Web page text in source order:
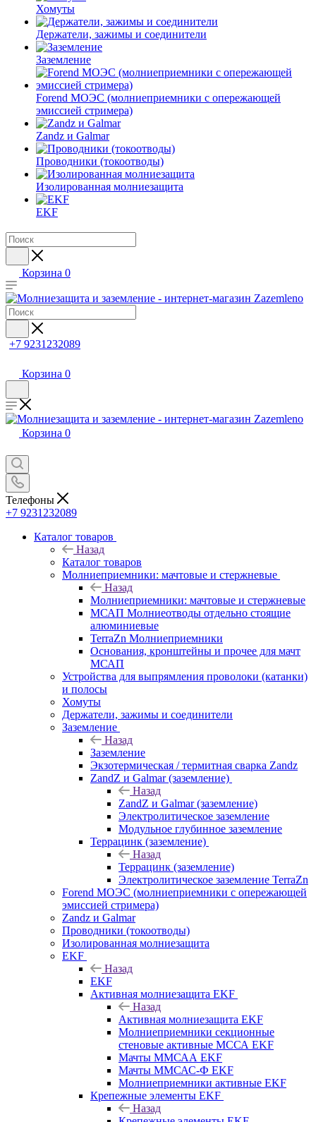
Хомуты
Держатели, зажимы и соединители
Заземление
Forend МОЭС (молниеприемники с опережающей
эмиссией стримера)
Zandz и Galmar
Проводники (токоотводы)
Изолированная молниезащита
EKF
Корзина 0
+7 9231232089
Корзина 0
Корзина 0
Телефоны
+7 9231232089
Каталог товаров
Назад
Каталог товаров
Молниеприемники: мачтовые и стержневые
Назад
Молниеприемники: мачтовые и стержневые
МСАП Молниеотводы отдельно стоящие
алюминиевые
TerraZn Молниеприемники
Основания, кронштейны и прочее для мачт
МСАП
Устройства для выпрямления проволоки (катанки)
и полосы
Хомуты
Держатели, зажимы и соединители
Заземление
Назад
Заземление
Экзотермическая / термитная сварка Zandz
ZandZ и Galmar (заземление)
Назад
ZandZ и Galmar (заземление)
Электролитическое заземление
Модульное глубинное заземление
Террацинк (заземление)
Назад
Террацинк (заземление)
Электролитическое заземление TerraZn
Forend МОЭС (молниеприемники с опережающей
эмиссией стримера)
Zandz и Galmar
Проводники (токоотводы)
Изолированная молниезащита
EKF
Назад
EKF
Активная молниезащита EKF
Назад
Активная молниезащита EKF
Молниеприемники секционные
стеновые активные МССА EKF
Мачты ММСАА EKF
Мачты ММСАС-Ф EKF
Молниеприемники активные EKF
Крепежные элементы EKF
Назад